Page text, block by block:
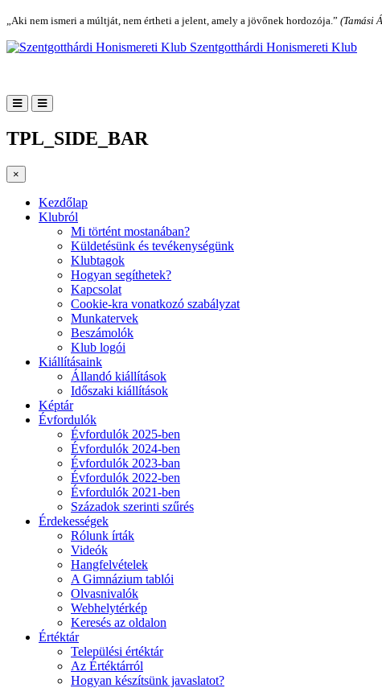
„Aki nem ismeri a múltját, nem értheti a jelent, amely a jövőnek hordozója.” (Tamási
Szentgotthárdi Honismereti Klub
TPL_SIDE_BAR
×
Kezdőlap
Klubról
Mi történt mostanában?
Küldetésünk és tevékenységünk
Klubtagok
Hogyan segíthetek?
Kapcsolat
Cookie-kra vonatkozó szabályzat
Munkatervek
Beszámolók
Klub logói
Kiállításaink
Állandó kiállítások
Időszaki kiállítások
Képtár
Évfordulók
Évfordulók 2025-ben
Évfordulók 2024-ben
Évfordulók 2023-ban
Évfordulók 2022-ben
Évfordulók 2021-ben
Századok szerinti szűrés
Érdekességek
Rólunk írták
Videók
Hangfelvételek
A Gimnázium tablói
Olvasnivalók
Webhelytérkép
Keresés az oldalon
Értéktár
Települési értéktár
Az Értéktárról
Hogyan készítsünk javaslatot?